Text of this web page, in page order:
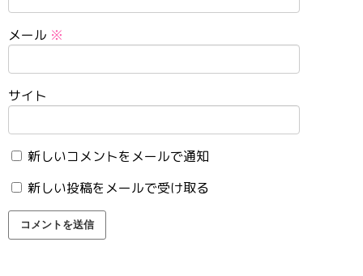
メール ※
サイト
新しいコメントをメールで通知
新しい投稿をメールで受け取る